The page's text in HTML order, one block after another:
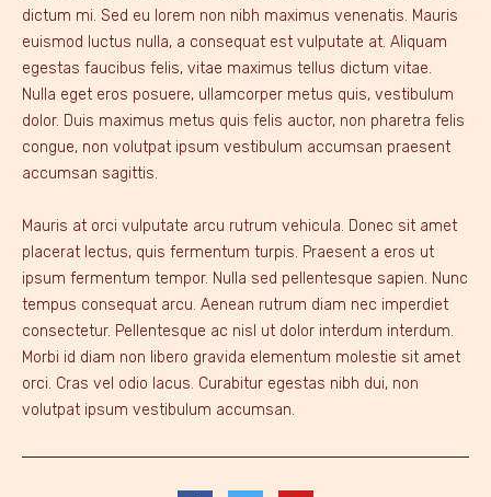
dictum mi. Sed eu lorem non nibh maximus venenatis. Mauris
euismod luctus nulla, a consequat est vulputate at. Aliquam
egestas faucibus felis, vitae maximus tellus dictum vitae.
Nulla eget eros posuere, ullamcorper metus quis, vestibulum
dolor. Duis maximus metus quis felis auctor, non pharetra felis
congue, non volutpat ipsum vestibulum accumsan praesent
accumsan sagittis.
Mauris at orci vulputate arcu rutrum vehicula. Donec sit amet
placerat lectus, quis fermentum turpis. Praesent a eros ut
ipsum fermentum tempor. Nulla sed pellentesque sapien. Nunc
tempus consequat arcu. Aenean rutrum diam nec imperdiet
consectetur. Pellentesque ac nisl ut dolor interdum interdum.
Morbi id diam non libero gravida elementum molestie sit amet
orci. Cras vel odio lacus. Curabitur egestas nibh dui, non
volutpat ipsum vestibulum accumsan.